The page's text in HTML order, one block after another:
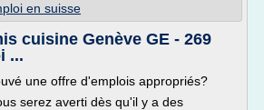
en suisse
cuisine Genève GE - 269
...
une offre d'emplois appropriés?
serez averti dès qu'il y a des